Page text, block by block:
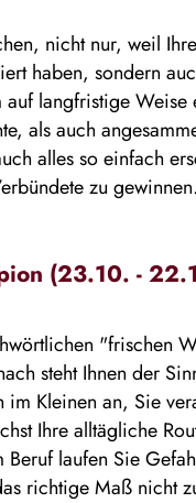
nicht nur, weil
haben, sondern
langfristige
als auch
alles so einfach
zu gewinnen.
(23.10. -
"frischen
steht Ihnen der
Kleinen an, Sie
Ihre alltägliche
laufen Sie
richtige Maß nicht